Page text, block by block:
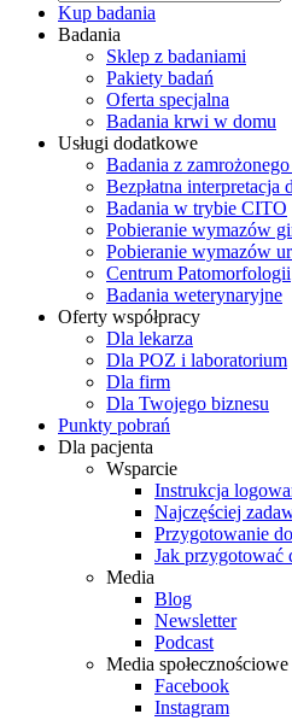
Kup badania
Badania
Sklep z badaniami
Pakiety badań
Oferta specjalna
Badania krwi w domu
Usługi dodatkowe
Badania z zamrożonego
Bezpłatna
Badania w trybie CITO
Pobieranie wymazów
Pobieranie wymazów
Centrum Patomorfologii
Badania weterynaryjne
Oferty współpracy
Dla lekarza
Dla POZ i laboratorium
Dla firm
Dla Twojego biznesu
Punkty pobrań
Dla pacjenta
Wsparcie
Instrukcja
Najczęściej
Przygotowanie
Jak przygotować
Media
Blog
Newsletter
Podcast
Media społecznościowe
Facebook
Instagram